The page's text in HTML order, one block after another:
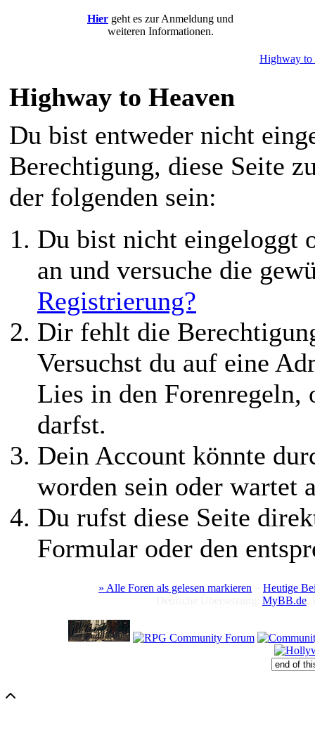
Hier geht es zur Anmeldung und
weiteren Informationen.
Highway to
Highway to Heaven
Du bist entweder nicht
Berechtigung, diese Seite
der folgenden sein:
Du bist nicht eingeloggt
an und versuche die
Registrierung?
Dir fehlt die
Versuchst du auf eine
Lies in den Forenregeln,
darfst.
Dein Account könnte
worden sein oder wartet
Du rufst diese Seite
Formular oder den
» Alle Foren als gelesen markieren
Heutige
MyBB.de